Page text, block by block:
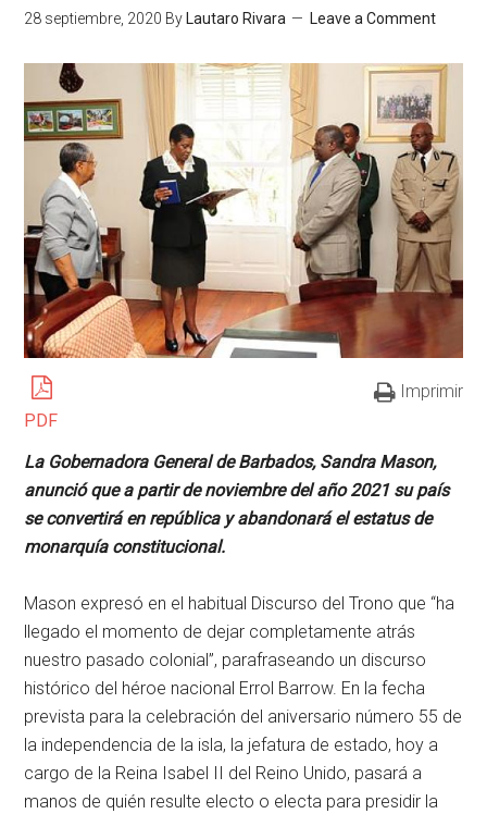
28 septiembre, 2020 By Lautaro Rivara Leave a Comment
PDF
Imprimir
La Gobernadora General de Barbados, Sandra Mason,
anunció que a partir de noviembre del año 2021 su país
se convertirá en república y abandonará el estatus de
monarquía constitucional.
Mason expresó en el habitual Discurso del Trono que “ha
llegado el momento de dejar completamente atrás
nuestro pasado colonial”, parafraseando un discurso
histórico del héroe nacional Errol Barrow. En la fecha
prevista para la celebración del aniversario número 55 de
la independencia de la isla, la jefatura de estado, hoy a
cargo de la Reina Isabel II del Reino Unido, pasará a
manos de quién resulte electo o electa para presidir la